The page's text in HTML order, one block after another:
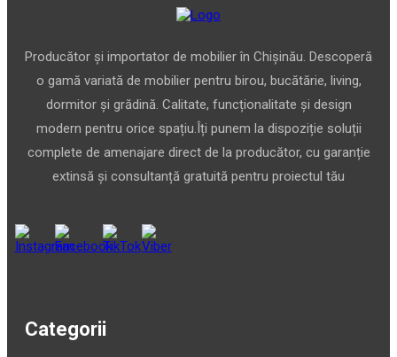
Producător și importator de mobilier în Chișinău. Descoperă
o gamă variată de mobilier pentru birou, bucătărie, living,
dormitor și grădină. Calitate, funcționalitate și design
modern pentru orice spațiu.Îți punem la dispoziție soluții
complete de amenajare direct de la producător, cu garanție
extinsă și consultanță gratuită pentru proiectul tău
Categorii